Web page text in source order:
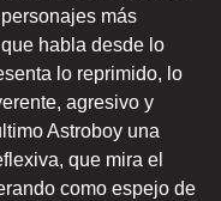
más
habla desde lo
lo reprimido, lo
agresivo y
Astroboy una
que mira el
como espejo de